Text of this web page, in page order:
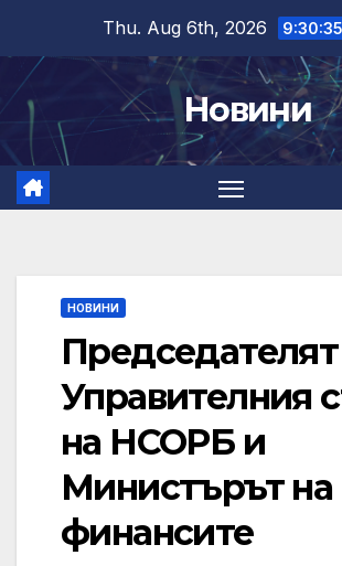
content
Thu. Aug 6th, 2026
Новини
НОВИНИ
Управителния
на НСОРБ и
Министърът на
финансите